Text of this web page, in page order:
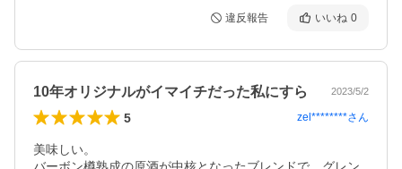
違反報告 いいね 0
10年オリジナルがイマイチだった私にすら 2023/5/2
5 zel********さん
美味しい。